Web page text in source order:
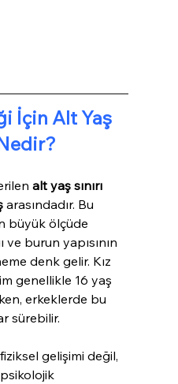
İçin Alt Yaş
Nedir?
alt yaş sınırı
arasındadır. Bu
büyük ölçüde
ve burun yapısının
denk gelir. Kız
genellikle 16 yaş
erkeklerde bu
sürebilir.
fiziksel gelişimi değil,